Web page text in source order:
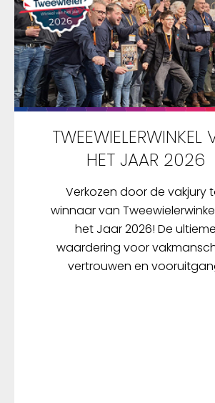
TWEEWIELERWINKEL
HET JAAR 2026
Verkozen door de vakjury
winnaar van
het Jaar 2026! De ultieme
waardering voor
vertrouwen en